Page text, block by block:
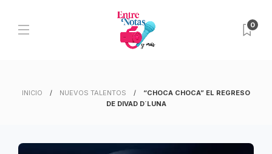
0
INICIO NUEVOS TALENTOS
“CHOCA CHOCA” EL REGRESO
DE DIVAD D´LUNA